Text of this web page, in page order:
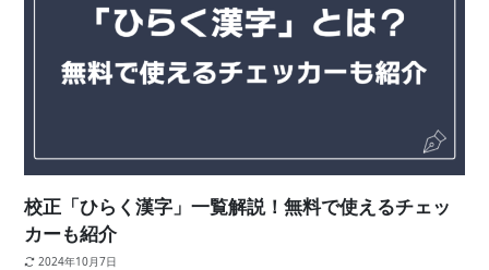
校正「ひらく漢字」一覧解説！無料で使えるチェッ
カーも紹介
2024年10月7日